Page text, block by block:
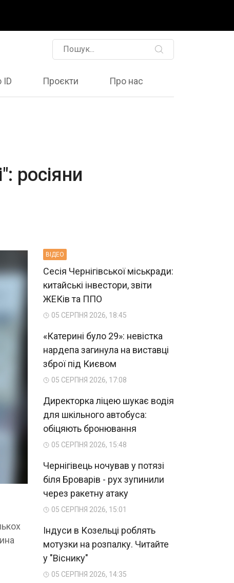
ID Проєкти Про нас
росіяни
ВIДЕО
Сесія Чернігівської міськради:
китайські інвестори, звіти
ЖЕКів та ППО
05 СЕРПНЯ 2026, 18:45
«Катерині було 29»: невістка
нардепа загинула на виставці
зброї під Києвом
05 СЕРПНЯ 2026, 17:08
Директорка ліцею шукає водія
для шкільного автобуса:
обіцяють бронювання
05 СЕРПНЯ 2026, 15:48
Чернігівець ночував у потязі
біля Броварів - рух зупинили
через ракетну атаку
05 СЕРПНЯ 2026, 15:01
Індуси в Козельці роблять
мотузки на розпалку. Читайте
у "Віснику"
05 СЕРПНЯ 2026, 14:35